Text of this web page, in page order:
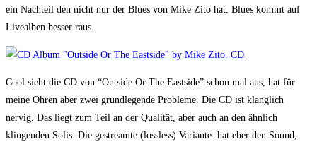
ein Nachteil den nicht nur der Blues von Mike Zito hat. Blues kommt auf
Livealben besser raus.
Cool sieht die CD von “Outside Or The Eastside” schon mal aus, hat für
meine Ohren aber zwei grundlegende Probleme. Die CD ist klanglich
nervig. Das liegt zum Teil an der Qualität, aber auch an den ähnlich
klingenden Solis. Die gestreamte (lossless) Variante hat eher den Sound,